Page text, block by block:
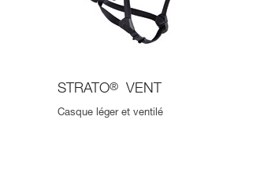
STRATO® VENT
Casque léger et ventilé